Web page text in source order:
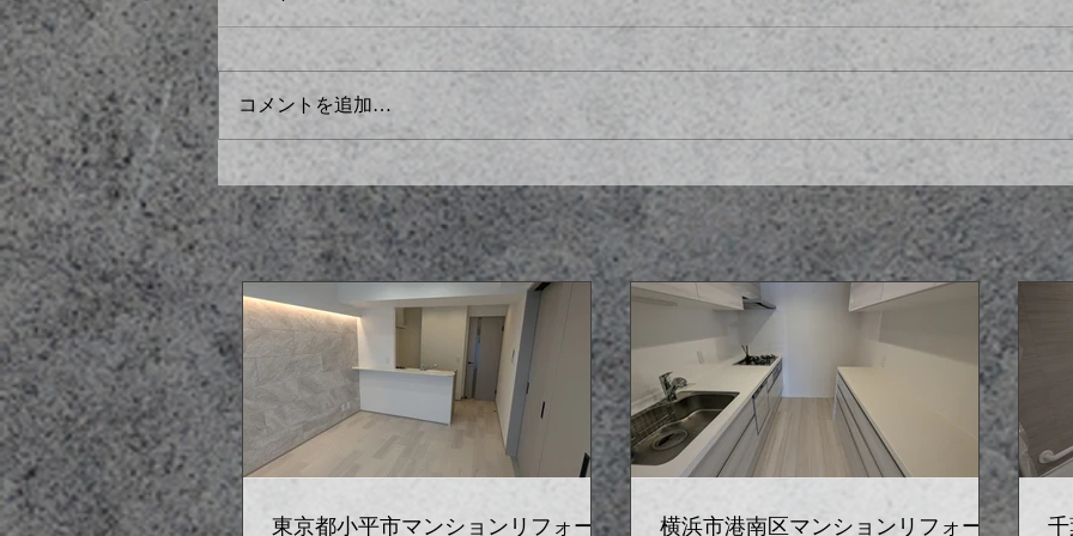
コメントを追加…
東京都小平市マンションリフォーム 横浜市港南区マンションリフォーム